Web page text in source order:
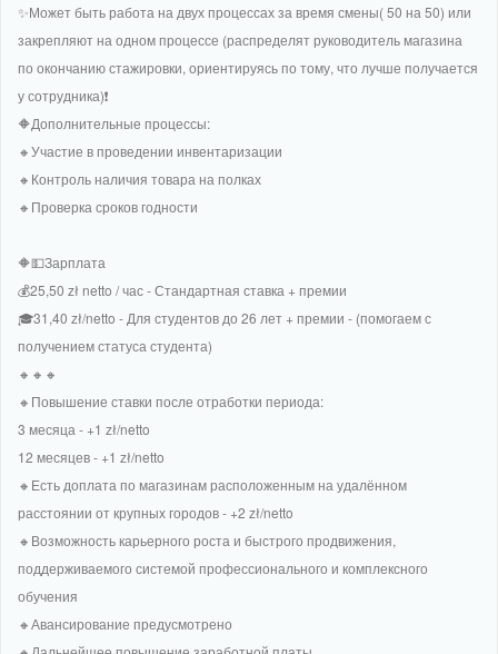
✨️Может быть работа на двух процессах за время смены( 50 на 50) или
закрепляют на одном процессе (распределят руководитель магазина
по окончанию стажировки, ориентируясь по тому, что лучше получается
у сотрудника)❗
🔶Дополнительные процессы:
🔸Участие в проведении инвентаризации
🔸Контроль наличия товара на полках
🔸Проверка сроков годности
🔶💵Зарплата
💰25,50 zł netto / час - Стандартная ставка + премии
🎓31,40 zł/netto - Для студентов до 26 лет + премии - (помогаем с
получением статуса студента)
🔸🔸🔸
🔸Повышение ставки после отработки периода:
3 месяца - +1 zł/netto
12 месяцев - +1 zł/netto
🔸Есть доплата по магазинам расположенным на удалённом
расстоянии от крупных городов - +2 zł/netto
🔸Возможность карьерного роста и быстрого продвижения,
поддерживаемого системой профессионального и комплексного
обучения
🔸Авансирование предусмотрено